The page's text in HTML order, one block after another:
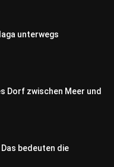
unterwegs
Dorf zwischen Meer und
Das bedeuten die